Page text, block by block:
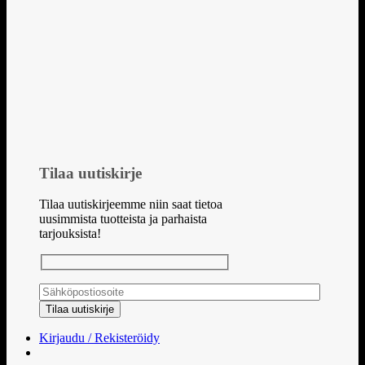
Tilaa uutiskirje
Tilaa uutiskirjeemme niin saat tietoa
uusimmista tuotteista ja parhaista
tarjouksista!
Kirjaudu / Rekisteröidy